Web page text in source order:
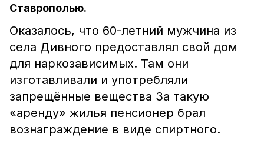
Ставрополью.
Оказалось, что 60-летний мужчина из
села Дивного предоставлял свой дом
для наркозависимых. Там они
изготавливали и употребляли
запрещённые вещества За такую
«аренду» жилья пенсионер брал
вознаграждение в виде спиртного.